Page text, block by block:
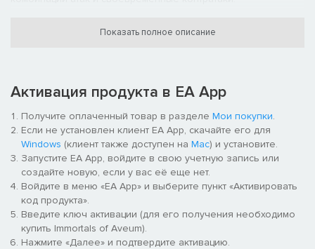
Создайте собственный арсенал заклинаний
во всех трех стихиях и станьте могущественным Триархом
Магнусом в Авеуме.‎
Спасите мир, замерший на краю пропасти
Джак, также известный как Неожиданный (Unforeseen),
оказывается в горниле Вечной войны – бесконечного
противостояния Люциума и Рашарна за контроль над магией.
Джак и маги элитного ордена Бессмертных должны
разгадать загадки прошлого Авеума, чтобы спасти будущее
этого мира.‎
Показать полное описание
Активация продукта в EA App
Получите оплаченный товар в разделе Мои покупки.
Если не установлен клиент EA App, скачайте его для
Windows (клиент также доступен на Mac) и установите.
Запустите EA App, войдите в свою учетную запись или
создайте новую, если у вас её еще нет.
Войдите в меню «EA App» и выберите пункт «Активировать
код продукта».
Введите ключ активации (для его получения необходимо
купить Immortals of Aveum).
Нажмите «Далее» и подтвердите активацию.